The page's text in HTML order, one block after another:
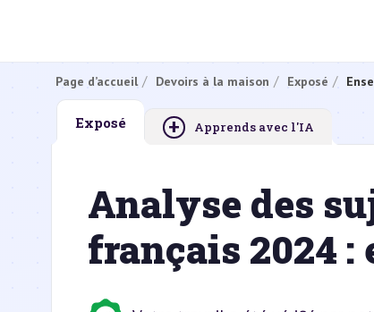
Page d’accueil Devoirs à la maison Exposé
Exposé + Apprends avec l'IA
Analyse des
français 2024